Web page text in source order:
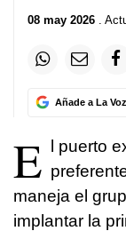
08 may 2026 .
Añade a La
E l puerto
maneja el
implantar la